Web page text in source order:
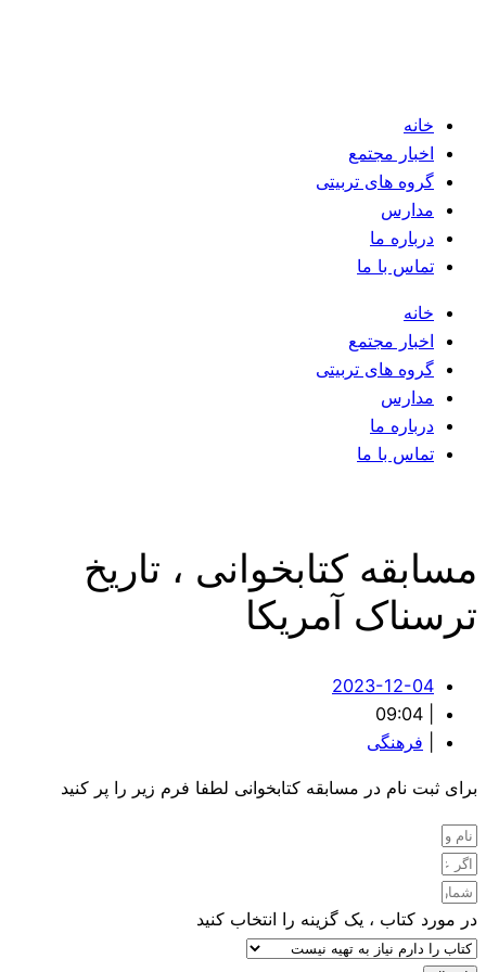
خانه
اخبار مجتمع
گروه های تربیتی
مدارس
درباره ما
تماس با ما
خانه
اخبار مجتمع
گروه های تربیتی
مدارس
درباره ما
تماس با ما
مسابقه کتابخوانی ، تاریخ
ترسناک آمریکا
2023-12-04
09:04
فرهنگی
برای ثبت نام در مسابقه کتابخوانی لطفا فرم زیر را پر کنید
در مورد کتاب ، یک گزینه را انتخاب کنید